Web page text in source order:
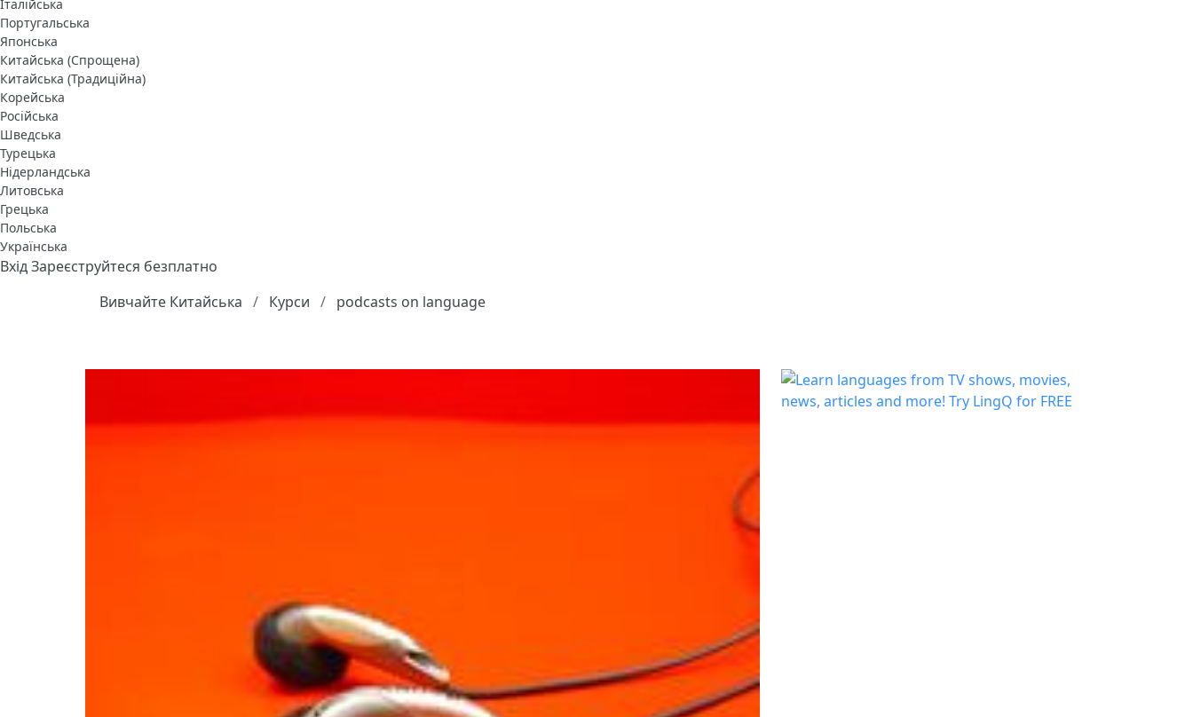
Італійська
Португальська
Японська
Китайська (Спрощена)
Китайська (Традиційна)
Корейська
Російська
Шведська
Турецька
Нідерландська
Литовська
Грецька
Польська
Українська
ВхідЗареєструйтеся безплатно
Вивчайте Китайська
Курси podcasts on language